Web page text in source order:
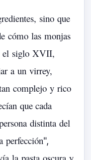
sino que
cómo las monjas
el siglo XVII,
a un virrey,
complejo y rico
que cada
distinta del
perfección",